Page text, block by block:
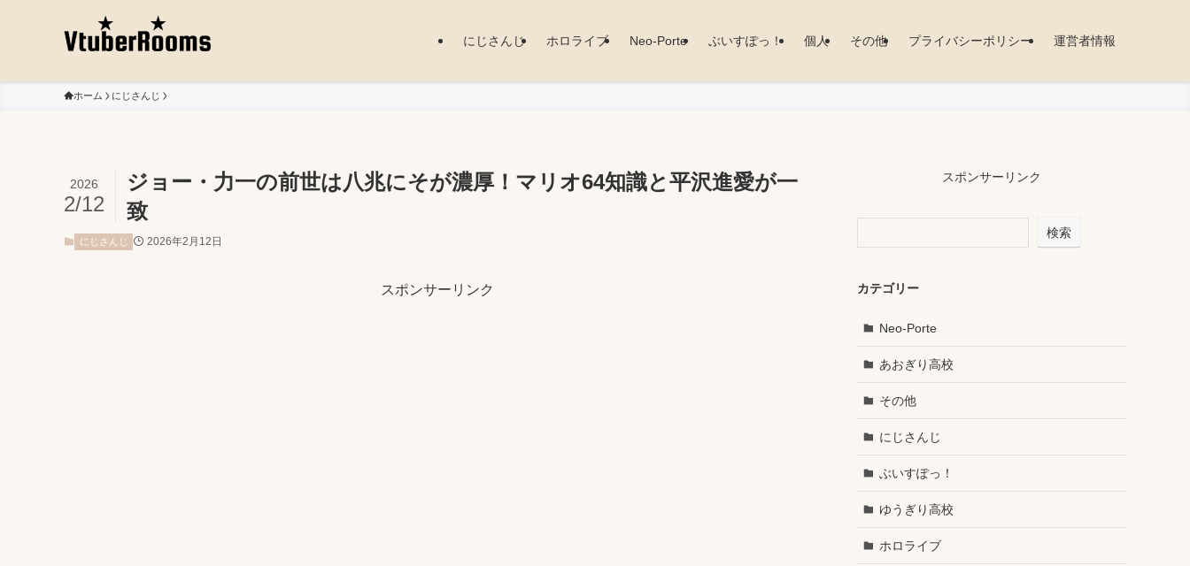
にじさんじ ホロライブ Neo-Porte ぶいすぽっ！ 個人 その他 プライバシーポリシー 運営者情報
ホーム にじさんじ
ジョー・力一の前世は八兆にそが濃厚！マリオ64知識と平沢進愛が一
致
2026
2/12
にじさんじ 2026年2月12日
スポンサーリンク
スポンサーリンク
検索
カテゴリー
Neo-Porte
あおぎり高校
その他
にじさんじ
ぶいすぽっ！
ゆうぎり高校
ホロライブ